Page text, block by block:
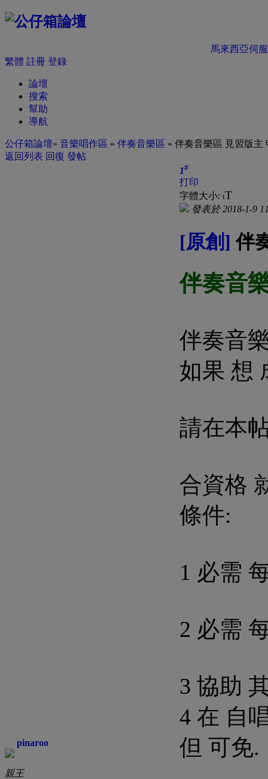
馬來西亞伺
繁體 註冊 登錄
論壇
搜索
幫助
導航
公仔箱論壇» 音樂唱作區 » 伴奏音樂區 » 伴奏音樂區 見習版主
返回列表 回復 發帖
pinaroo
親王
1#
打印
字體大小: tT
發表於 2018-1-9
[原創] 伴
伴奏音
伴奏音
如果 想
請在本
合資格
條件:
1 必需
2 必需
3 協助
4 在 自
但 可免.